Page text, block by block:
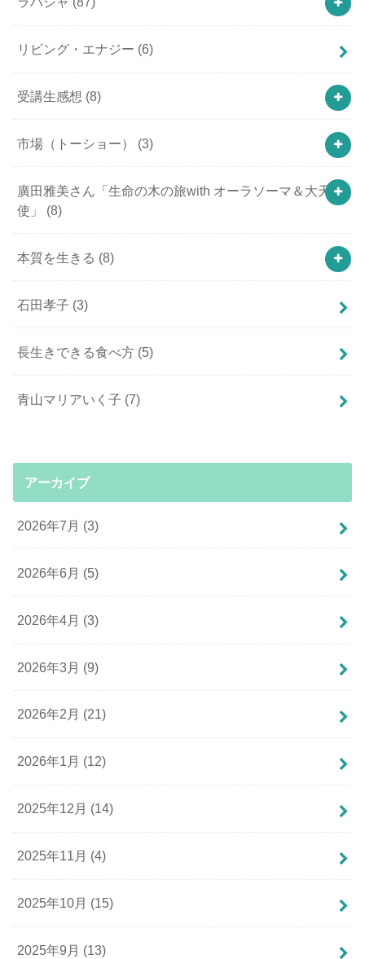
リビング・エナジー (6)
受講生感想 (8)
市場（トーショー） (3)
廣田雅美さん「生命の木の旅with オーラソーマ＆大天
使」 (8)
本質を生きる (8)
石田孝子 (3)
長生きできる食べ方 (5)
青山マリアいく子 (7)
アーカイブ
2026年7月 (3)
2026年6月 (5)
2026年4月 (3)
2026年3月 (9)
2026年2月 (21)
2026年1月 (12)
2025年12月 (14)
2025年11月 (4)
2025年10月 (15)
2025年9月 (13)